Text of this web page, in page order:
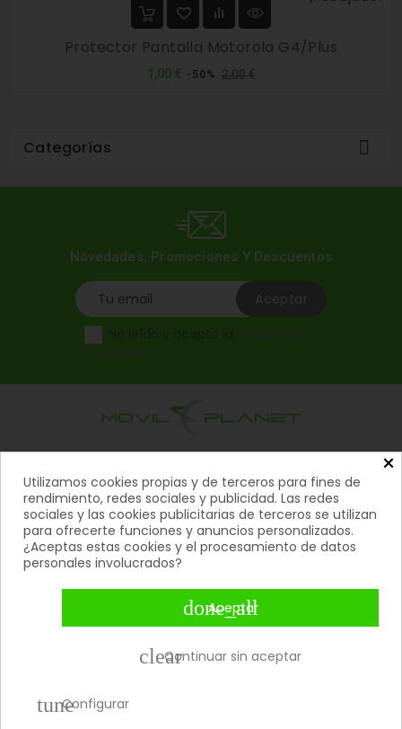
Protector Pantalla Motorola G4/Plus
1,00 € Precio
-50% 2,00 €Precio
Categorías 
Novedades, Promociones Y Descuentos
Ayuda 
Mi Cuenta
Contacto 
Métodos De Pago 
×
Utilizamos cookies propias y de terceros para fines de
rendimiento, redes sociales y publicidad. Las redes
sociales y las cookies publicitarias de terceros se utilizan
para ofrecerte funciones y anuncios personalizados.
¿Aceptas estas cookies y el procesamiento de datos
personales involucrados?
done_all
Aceptar
clearContinuar sin aceptar
tuneConfigurar